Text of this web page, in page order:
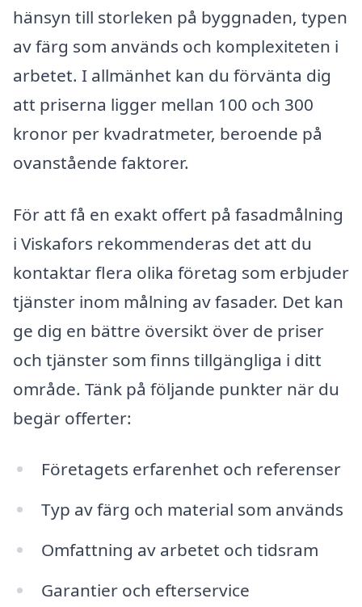
hänsyn till storleken på byggnaden, typen
av färg som används och komplexiteten i
arbetet. I allmänhet kan du förvänta dig
att priserna ligger mellan 100 och 300
kronor per kvadratmeter, beroende på
ovanstående faktorer.
För att få en exakt offert på fasadmålning
i Viskafors rekommenderas det att du
kontaktar flera olika företag som erbjuder
tjänster inom målning av fasader. Det kan
ge dig en bättre översikt över de priser
och tjänster som finns tillgängliga i ditt
område. Tänk på följande punkter när du
begär offerter:
Företagets erfarenhet och referenser
Typ av färg och material som används
Omfattning av arbetet och tidsram
Garantier och efterservice